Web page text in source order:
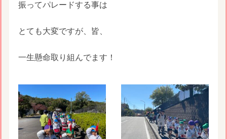
振ってパレードする事は
とても大変ですが、皆、
一生懸命取り組んでます！